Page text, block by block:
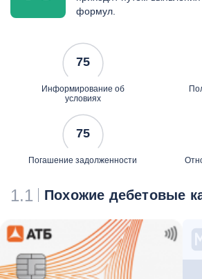
для
формул.
75
Информирование об
условиях
75
Погашение задолженности
1.1 Похожие дебетовые